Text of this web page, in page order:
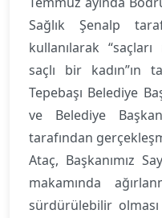
Sağlık Şenalp
kullanılarak
saçlı bir kadın”ın
Tepebaşı Belediye
ve Belediye
tarafından
Ataç, Başkanımız
makamında
sürdürülebilir